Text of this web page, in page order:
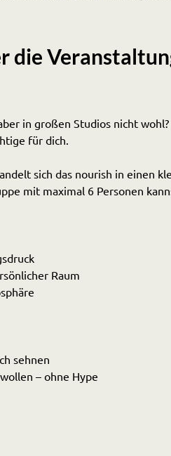
die
in großen Studios nicht wohl?
für dich.
sich das nourish in einen
mit maximal 6 Personen
Raum
sehnen
– ohne Hype